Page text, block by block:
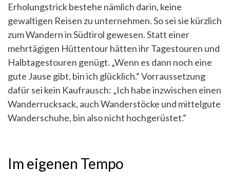
Erholungstrick bestehe nämlich darin, keine
gewaltigen Reisen zu unternehmen. So sei sie kürzlich
zum Wandern in Südtirol gewesen. Statt einer
mehrtägigen Hüttentour hätten ihr Tagestouren und
Halbtagestouren genügt. „Wenn es dann noch eine
gute Jause gibt, bin ich glücklich.“ Vorraussetzung
dafür sei kein Kaufrausch: „Ich habe inzwischen einen
Wanderrucksack, auch Wanderstöcke und mittelgute
Wanderschuhe, bin also nicht hochgerüstet.“
Im eigenen Tempo